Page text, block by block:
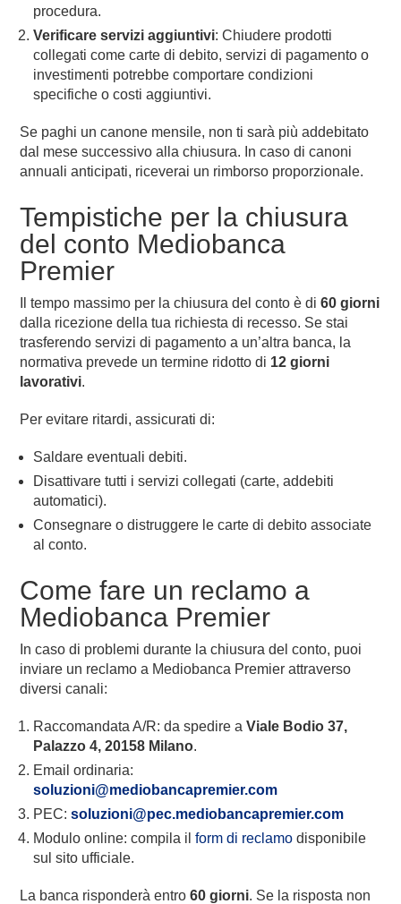
procedura.
Verificare servizi aggiuntivi: Chiudere prodotti
collegati come carte di debito, servizi di pagamento o
investimenti potrebbe comportare condizioni
specifiche o costi aggiuntivi.
Se paghi un canone mensile, non ti sarà più addebitato
dal mese successivo alla chiusura. In caso di canoni
annuali anticipati, riceverai un rimborso proporzionale.
Tempistiche per la chiusura
del conto Mediobanca
Premier
Il tempo massimo per la chiusura del conto è di60 giorni
dalla ricezione della tua richiesta di recesso. Se stai
trasferendo servizi di pagamento a un’altra banca, la
normativa prevede un termine ridotto di 12 giorni
lavorativi.
Per evitare ritardi, assicurati di:
Saldare eventuali debiti.
Disattivare tutti i servizi collegati (carte, addebiti
automatici).
Consegnare o distruggere le carte di debito associate
al conto.
Come fare un reclamo a
Mediobanca Premier
In caso di problemi durante la chiusura del conto, puoi
inviare un reclamo a Mediobanca Premier attraverso
diversi canali:
Raccomandata A/R: da spedire aViale Bodio 37,
Palazzo 4, 20158 Milano.
Email ordinaria:
soluzioni@mediobancapremier.com
PEC:soluzioni@pec.mediobancapremier.com
Modulo online: compila ilform di reclamo disponibile
sul sito ufficiale.
La banca risponderà entro60 giorni. Se la risposta non